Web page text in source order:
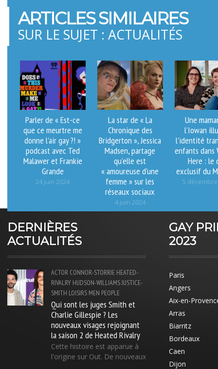
ARTICLES SIMILAIRES
SUR LE SUJET : ACTUALITÉS
Parler de « Est-ce
que ce meurtre me
donne l'air gay ?! »
podcast avec Ted
Malawer et Frankie
Grande
24 juin 2024
La star de « La
Chronique des
Bridgerton », Jessica
Madsen, partage
qu'elle est
« amoureuse d'une
femme » sur les
réseaux sociaux
4 juin 2024
Une
l’Iowan
l’identité
enfants dans
Here : le
exclusif du
5
DERNIÈRES
ACTUALITÉS
ACTOR CONNOR-STORRIE HEATED-
RIVALRY HUDSON-WILLIAMSJUSTICE-
SMITH LOISIRS MEN PEOPLE
Qui sont les juges Smith et
Charlie Gillespie ? Les
nouveaux visages rejoignant
la saison 2 de Heated Rivalry
Cette histoire est apparue à
l'origine sur Out. De nouveaux
GAY
2023
Paris
Angers
Aix-en-
Arras
Biarritz
Bordeaux
Caen
Dijon